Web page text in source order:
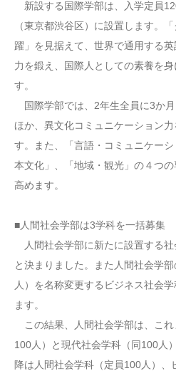
新設する国際学部は、入学定員
（東京都渋谷区）に設置します。
躍」を見据えて、世界で通用する
力を鍛え、国際人としての素養を
す。
国際学部では、2年生全員に3か
ほか、異文化コミュニケーション
す。また、「⾔語・コミュニケー
本⽂化」、「地域・観光」の４つ
高めます。
■人間社会学部は3学科を一括募集
人間社会学部に新たに設置する社
と決まりました。また人間社会学
人）を名称変更するビジネス社会
ます。
この結果、人間社会学部は、これ
100人）と現代社会学科（同100人
降は人間社会学科（定員100人）、